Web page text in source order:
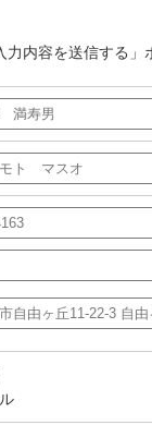
内容を送信する